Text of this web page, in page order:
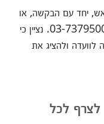
יחד עם הבקשה, או
על ידי פנייה יזומה למוקד הפניות. טלפון: 03-7379500. נציין כי
לוועדה ולהציג את
לכל